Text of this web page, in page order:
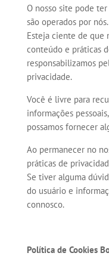
O nosso site pode
são operados por nós.
Esteja ciente de que
conteúdo e práticas
responsabilizamos
privacidade.
Você é livre para
informações
possamos fornecer
Ao permanecer no
práticas de
Se tiver alguma
do usuário e
connosco.
Política de Cookies